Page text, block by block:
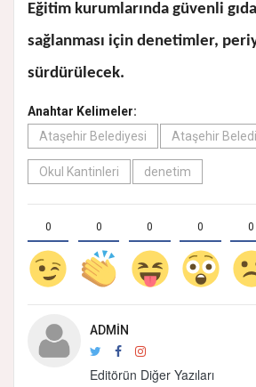
Eğitim kurumlarında güvenli
sağlanması için denetimler,
sürdürülecek.
Anahtar Kelimeler:
Ataşehir Belediyesi
Ataşehir
Okul Kantinleri denetim
0 0 0 0 0
ADMIN
Editörün Diğer Yazıları